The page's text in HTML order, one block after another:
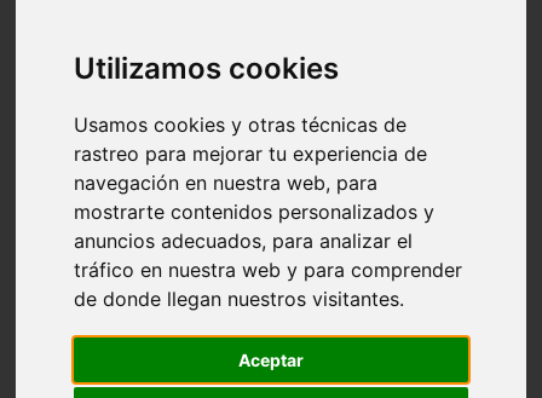
Utilizamos cookies
Usamos cookies y otras técnicas de
rastreo para mejorar tu experiencia de
navegación en nuestra web, para
mostrarte contenidos personalizados y
anuncios adecuados, para analizar el
tráfico en nuestra web y para comprender
de donde llegan nuestros visitantes.
Aceptar
Santa-cruz-de-tenerife - los-llanos-de-aridane
Cantabria - suances
Granada - monachil
Huesca - isábena
Huesca - alquézar
Huesca - castejón-de-sos
Sevilla - marinaleda
Córdoba - almedinilla
Navarra - zangoza
Cantabria - arenas-de-iguña
Barcelona - la-pobla-de-lillet
Las-palmas - yaiza